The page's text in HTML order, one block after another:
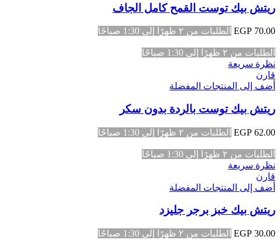
ريتش بيك توست القمح كامل الجاف
EGP 70.00 الطلبات من ٢ ظهرًا إلى 1:30 صباحًا
الطلبات من ٢ ظهرًا إلى 1:30 صباحًا
نظرة سريعة
قارن
أضف إلى المنتجات المفضلة
ريتش بيك توست بالردة بدون سكر
EGP 62.00 الطلبات من ٢ ظهرًا إلى 1:30 صباحًا
الطلبات من ٢ ظهرًا إلى 1:30 صباحًا
نظرة سريعة
قارن
أضف إلى المنتجات المفضلة
ريتش بيك خبز برجر جليزد
EGP 30.00 الطلبات من ٢ ظهرًا إلى 1:30 صباحًا